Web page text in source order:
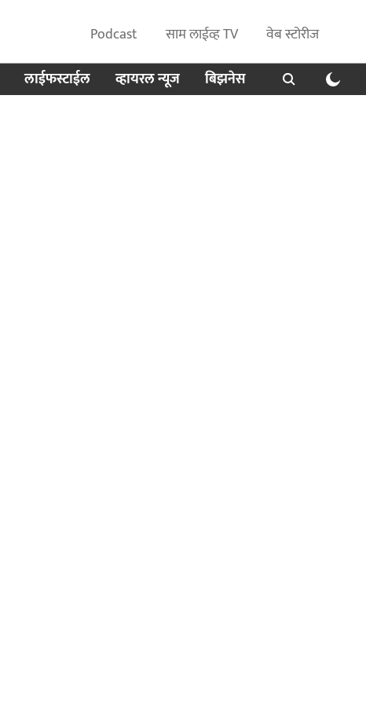
Podcast साम लाईव्ह TV
वेब स्टोरीज
लाईफस्टाईल व्हायरल न्यूज बिझनेस